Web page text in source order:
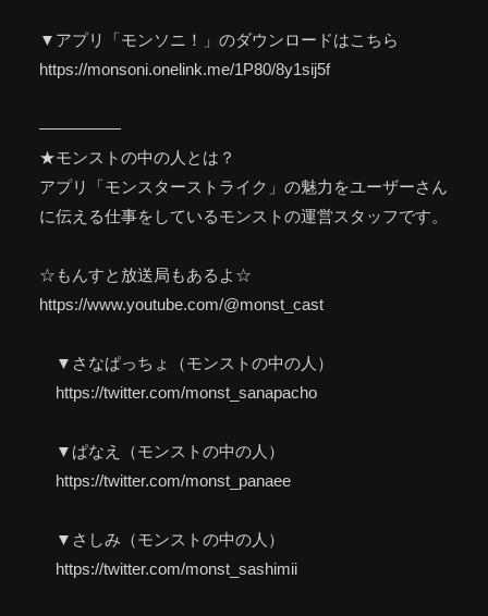
▼アプリ「モンソニ！」のダウンロードはこちら
https://monsoni.onelink.me/1P80/8y1sij5f
—————
★モンストの中の人とは？
アプリ「モンスターストライク」の魅力をユーザーさん
に伝える仕事をしているモンストの運営スタッフです。
☆もんすと放送局もあるよ☆
https://www.youtube.com/@monst_cast
▼さなぱっちょ（モンストの中の人）
https://twitter.com/monst_sanapacho
▼ぱなえ（モンストの中の人）
https://twitter.com/monst_panaee
▼さしみ（モンストの中の人）
https://twitter.com/monst_sashimii